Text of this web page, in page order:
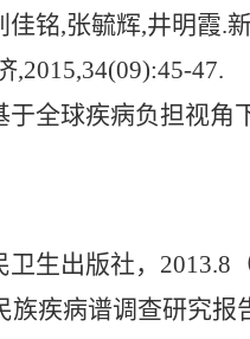
佳铭,张毓辉,井明霞.
,2015,34(09):45-47.
于全球疾病负担视角
生出版社， 2013.8
族疾病谱调查研究报